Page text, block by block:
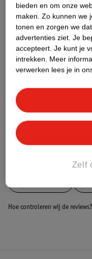
Etiketinformatie
Nature Impact
Dit
Bestel &
Hoe controleren wij de reviews?
bieden en om onze
maken. Zo kunnen we
tonen en zorgen we
advertenties ziet. Je
accepteert. Je kunt je
intrekken. Meer
verwerken lees je in
Zelf